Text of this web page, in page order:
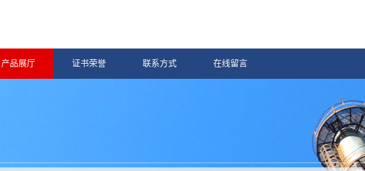
产品展厅 证书荣誉 联系方式 在线留言